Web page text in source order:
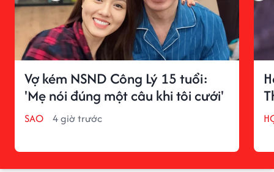
Vợ kém NSND Công Lý 15 tuổi:
'Mẹ nói đúng một câu khi tôi cưới'
SAO 4 giờ trước